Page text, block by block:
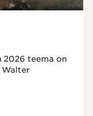
2026 teema on
Walter